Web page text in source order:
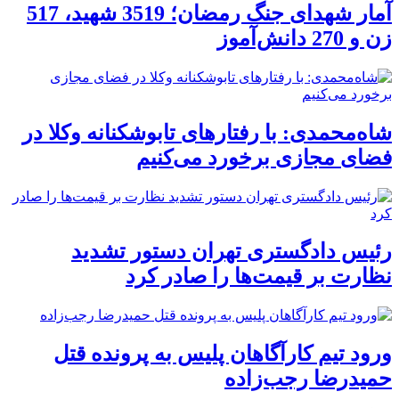
آمار شهدای جنگ رمضان؛ 3519 شهید، 517
زن و 270 دانش‌آموز
شاه‌محمدی: با رفتارهای تابوشکنانه وکلا در
فضای مجازی برخورد می‌کنیم
رئیس دادگستری تهران دستور تشدید
نظارت بر قیمت‌ها را صادر کرد
ورود تیم کارآگاهان پلیس به پرونده قتل
حمیدرضا رجب‌زاده